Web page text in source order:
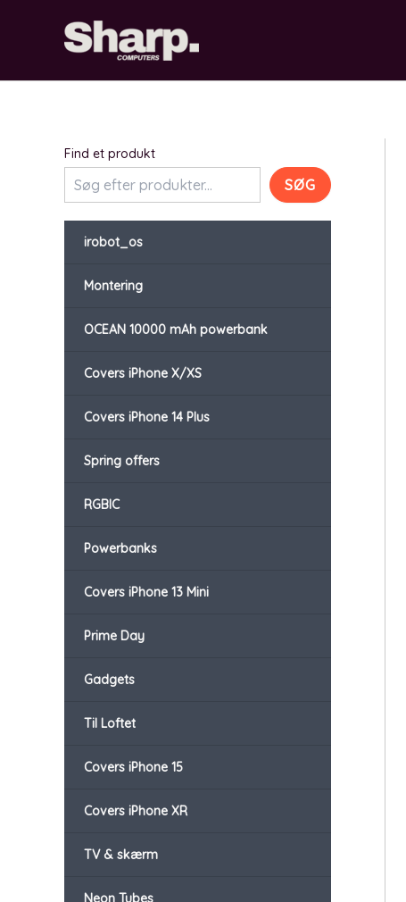
Find et produkt
SØG
irobot_os
Montering
OCEAN 10000 mAh powerbank
Covers iPhone X/XS
Covers iPhone 14 Plus
Spring offers
RGBIC
Powerbanks
Covers iPhone 13 Mini
Prime Day
Gadgets
Til Loftet
Covers iPhone 15
Covers iPhone XR
TV & skærm
Neon Tubes